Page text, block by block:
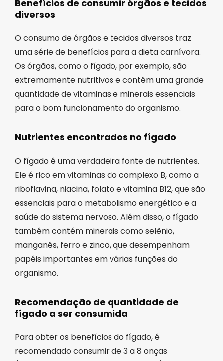
Benefícios de consumir órgãos e tecidos
diversos
O consumo de órgãos e tecidos diversos traz
uma série de benefícios para a dieta carnívora.
Os órgãos, como o fígado, por exemplo, são
extremamente nutritivos e contêm uma grande
quantidade de vitaminas e minerais essenciais
para o bom funcionamento do organismo.
Nutrientes encontrados no fígado
O fígado é uma verdadeira fonte de nutrientes.
Ele é rico em vitaminas do complexo B, como a
riboflavina, niacina, folato e vitamina B12, que são
essenciais para o metabolismo energético e a
saúde do sistema nervoso. Além disso, o fígado
também contém minerais como selênio,
manganês, ferro e zinco, que desempenham
papéis importantes em várias funções do
organismo.
Recomendação de quantidade de
fígado a ser consumida
Para obter os benefícios do fígado, é
recomendado consumir de 3 a 8 onças